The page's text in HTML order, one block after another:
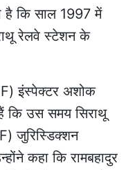
है कि साल 1997 में
रेलवे स्टेशन के
इंस्पेक्टर अशोक
कि उस समय सिराथू
जुरिस्डिक्शन
कहा कि रामबहादुर